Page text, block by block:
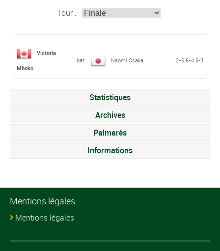
Tour :
Victoria
Mboko
bat Naomi Osaka 2-6 6-4 6-1
Statistiques
Archives
Palmarès
Informations
Mentions légales
Mentions légales